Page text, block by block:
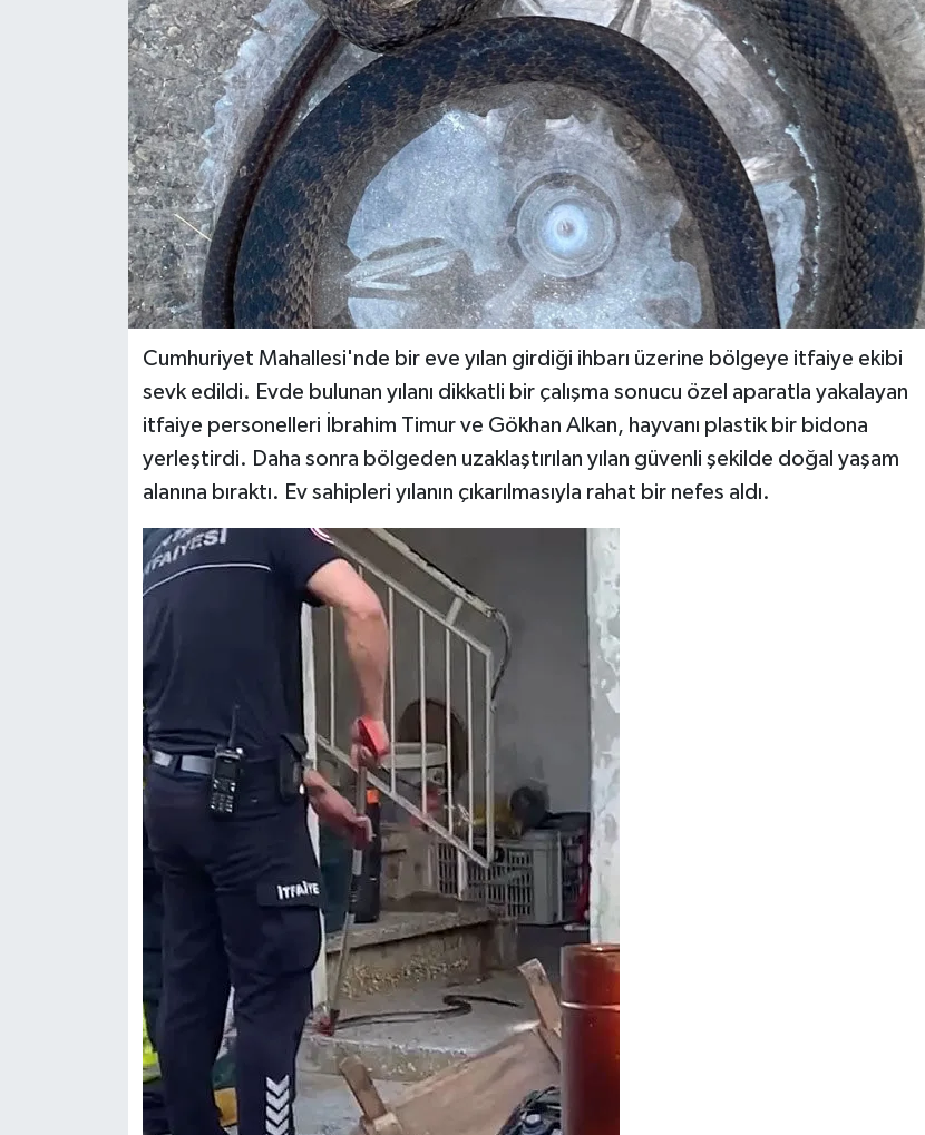
Cumhuriyet Mahallesi'nde bir eve yılan girdiği ihbarı üzerine bölgeye itfaiye ekibi
sevk edildi. Evde bulunan yılanı dikkatli bir çalışma sonucu özel aparatla yakalayan
itfaiye personelleri İbrahim Timur ve Gökhan Alkan, hayvanı plastik bir bidona
yerleştirdi. Daha sonra bölgeden uzaklaştırılan yılan güvenli şekilde doğal yaşam
alanına bıraktı. Ev sahipleri yılanın çıkarılmasıyla rahat bir nefes aldı.
EĞİTİM
TURİZM
RÖPORTAJ
VİDEO HABERLER
YAZARLAR
MAGAZİN